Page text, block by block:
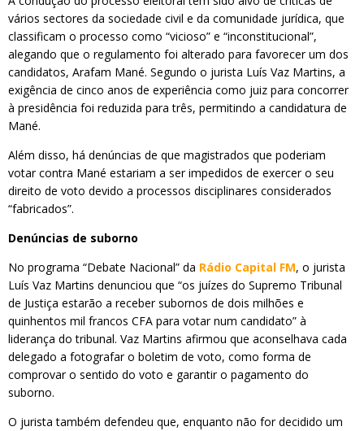
vários sectores da sociedade civil e da comunidade jurídica, que
classificam o processo como “vicioso” e “inconstitucional”,
alegando que o regulamento foi alterado para favorecer um dos
candidatos, Arafam Mané. Segundo o jurista Luís Vaz Martins, a
exigência de cinco anos de experiência como juiz para concorrer
à presidência foi reduzida para três, permitindo a candidatura de
Mané.
Além disso, há denúncias de que magistrados que poderiam
votar contra Mané estariam a ser impedidos de exercer o seu
direito de voto devido a processos disciplinares considerados
“fabricados”.
Denúncias de suborno
No programa “Debate Nacional” da Rádio Capital FM, o jurista
Luís Vaz Martins denunciou que “os juízes do Supremo Tribunal
de Justiça estarão a receber subornos de dois milhões e
quinhentos mil francos CFA para votar num candidato” à
liderança do tribunal. Vaz Martins afirmou que aconselhava cada
delegado a fotografar o boletim de voto, como forma de
comprovar o sentido do voto e garantir o pagamento do
suborno.
O jurista também defendeu que, enquanto não for decidido um